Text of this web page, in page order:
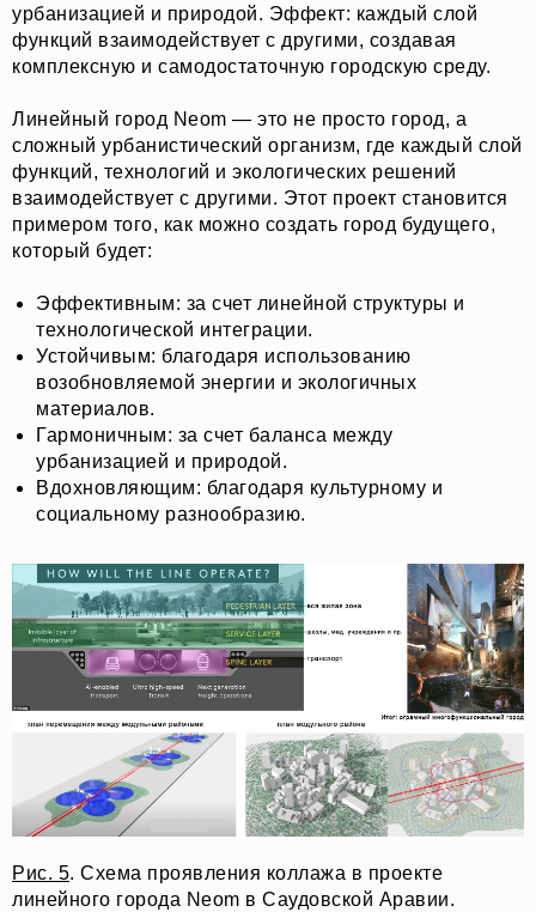
урбанизацией и природой. Эффект: каждый слой
функций взаимодействует с другими, создавая
комплексную и самодостаточную городскую среду.
Линейный город Neom — это не просто город, а
сложный урбанистический организм, где каждый слой
функций, технологий и экологических решений
взаимодействует с другими. Этот проект становится
примером того, как можно создать город будущего,
который будет:
Эффективным: за счет линейной структуры и
технологической интеграции.
Устойчивым: благодаря использованию
возобновляемой энергии и экологичных
материалов.
Гармоничным: за счет баланса между
урбанизацией и природой.
Вдохновляющим: благодаря культурному и
социальному разнообразию.
Рис. 5. Схема проявления коллажа в проекте
линейного города Neom в Саудовской Аравии.